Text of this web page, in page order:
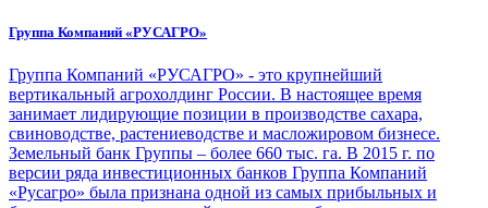
Группа Компаний «РУСАГРО»
Группа Компаний «РУСАГРО» - это крупнейший
вертикальный агрохолдинг России. В настоящее время
занимает лидирующие позиции в производстве сахара,
свиноводстве, растениеводстве и масложировом бизнесе.
Земельный банк Группы – более 660 тыс. га. В 2015 г. по
версии ряда инвестиционных банков Группа Компаний
«Русагро» была признана одной из самых прибыльных и